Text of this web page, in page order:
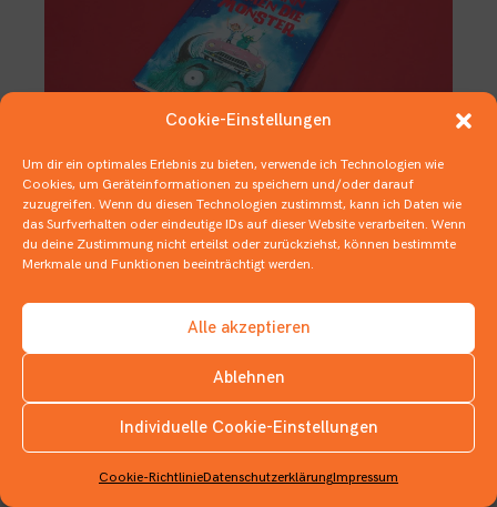
Cookie-Einstellungen
Um dir ein optimales Erlebnis zu bieten, verwende ich Technologien wie
Cookies, um Geräteinformationen zu speichern und/oder darauf
zuzugreifen. Wenn du diesen Technologien zustimmst, kann ich Daten wie
das Surfverhalten oder eindeutige IDs auf dieser Website verarbeiten. Wenn
du deine Zustimmung nicht erteilst oder zurückziehst, können bestimmte
Merkmale und Funktionen beeinträchtigt werden.
Alle akzeptieren
Ablehnen
Individuelle Cookie-Einstellungen
Cookie-RichtlinieDatenschutzerklärungImpressum
INSTAGRAM
Verdreschen und verschnipsen
31. OKTOBER 2019 KINDERBÜCHER,MONSTRÖSE BÜCHER